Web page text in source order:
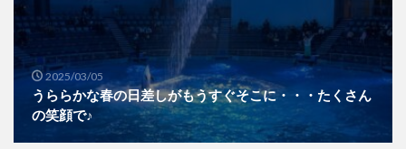
2025/03/05
うららかな春の日差しがもうすぐそこに・・・たくさん
の笑顔で♪